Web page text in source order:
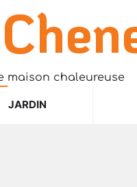
maison chaleureuse
JARDIN